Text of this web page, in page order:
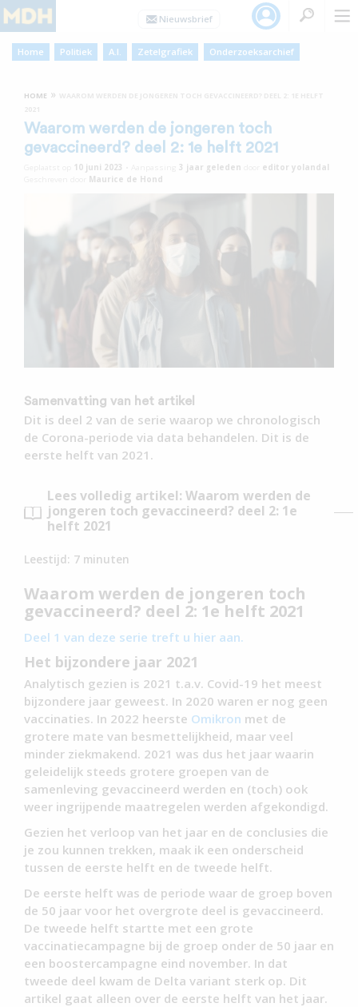
Home Politiek A.I. Zetelgrafiek Onderzoeksarchief
HOME »
Waarom werden de jongeren toch
gevaccineerd? deel 2: 1e helft 2021
10 juni 2023 3 jaar geleden
editor yolandal
Maurice de Hond
Samenvatting van het artikel
Dit is deel 2 van de serie waarop we chronologisch
de Corona-periode via data behandelen. Dit is de
eerste helft van 2021.
Lees volledig artikel: Waarom werden de
jongeren toch gevaccineerd? deel 2: 1e
helft 2021
Leestijd: 7 minuten
Waarom werden de jongeren toch
gevaccineerd? deel 2: 1e helft 2021
Deel 1 van deze serie treft u hier aan.
Het bijzondere jaar 2021
Analytisch gezien is 2021 t.a.v. Covid-19 het meest
bijzondere jaar geweest. In 2020 waren er nog geen
vaccinaties. In 2022 heerste Omikron met de
grotere mate van besmettelijkheid, maar veel
minder ziekmakend. 2021 was dus het jaar waarin
geleidelijk steeds grotere groepen van de
samenleving gevaccineerd werden en (toch) ook
weer ingrijpende maatregelen werden afgekondigd.
Gezien het verloop van het jaar en de conclusies die
je zou kunnen trekken, maak ik een onderscheid
tussen de eerste helft en de tweede helft.
De eerste helft was de periode waar de groep boven
de 50 jaar voor het overgrote deel is gevaccineerd.
De tweede helft startte met een grote
vaccinatiecampagne bij de groep onder de 50 jaar en
een boostercampagne eind november. In dat
tweede deel kwam de Delta variant sterk op. Dit
artikel gaat alleen over de eerste helft van het jaar.